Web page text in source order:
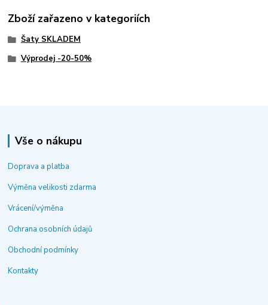
Zboží zařazeno v kategoriích
Šaty SKLADEM
Výprodej -20-50%
Vše o nákupu
Doprava a platba
Výměna velikosti zdarma
Vrácení/výměna
Ochrana osobních údajů
Obchodní podmínky
Kontakty